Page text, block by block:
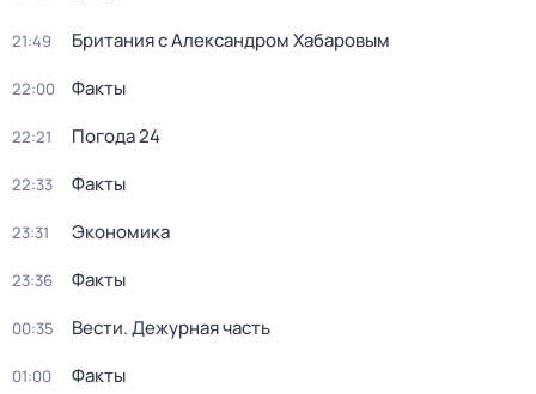
21:49 Британия с Александром Хабаровым
22:00 Факты
22:21 Погода 24
22:33 Факты
23:31 Экономика
23:36 Факты
00:35 Вести. Дежурная часть
01:00 Факты